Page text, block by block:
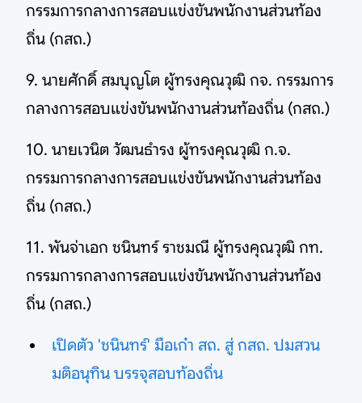
กรรมการกลางการสอบแข่งขันพนักงานส่วนท้อง
ถิ่น (กสถ.)
9. นายศักดิ์ สมบุญโต ผู้ทรงคุณวุฒิ กจ. กรรมการ
กลางการสอบแข่งขันพนักงานส่วนท้องถิ่น (กสถ.)
10. นายเวนิต วัฒนธำรง ผู้ทรงคุณวุฒิ ก.จ.
กรรมการกลางการสอบแข่งขันพนักงานส่วนท้อง
ถิ่น (กสถ.)
11. พันจ่าเอก ชนินทร์ ราชมณี ผู้ทรงคุณวุฒิ กท.
กรรมการกลางการสอบแข่งขันพนักงานส่วนท้อง
ถิ่น (กสถ.)
เปิดตัว 'ชนินทร์' มือเก๋า สถ. สู่ กสถ. ปมสวน
มติอนุทิน บรรจุสอบท้องถิ่น